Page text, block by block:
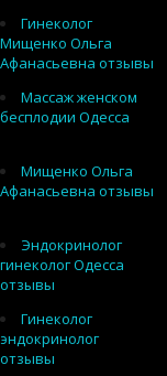
Гинеколог
Мищенко Ольга
Афанасьевна отзывы
Массаж женском
бесплодии Одесса
Мищенко Ольга
Афанасьевна отзывы
Эндокринолог
гинеколог Одесса
отзывы
Гинеколог
эндокринолог
отзывы